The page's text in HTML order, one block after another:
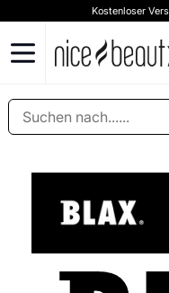
Kostenloser